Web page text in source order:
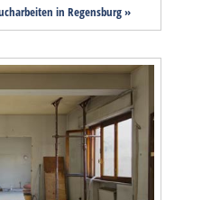
in Regensburg »